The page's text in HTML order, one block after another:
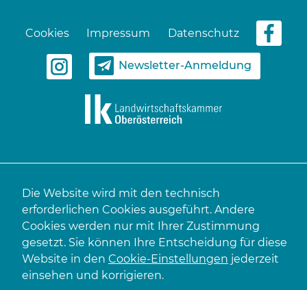
Cookies Impressum Datenschutz
Newsletter-Anmeldung
Die Website wird mit den technisch
erforderlichen Cookies ausgeführt. Andere
Cookies werden nur mit Ihrer Zustimmung
gesetzt. Sie können Ihre Entscheidung für diese
Website in den Cookie-Einstellungen jederzeit
einsehen und korrigieren.